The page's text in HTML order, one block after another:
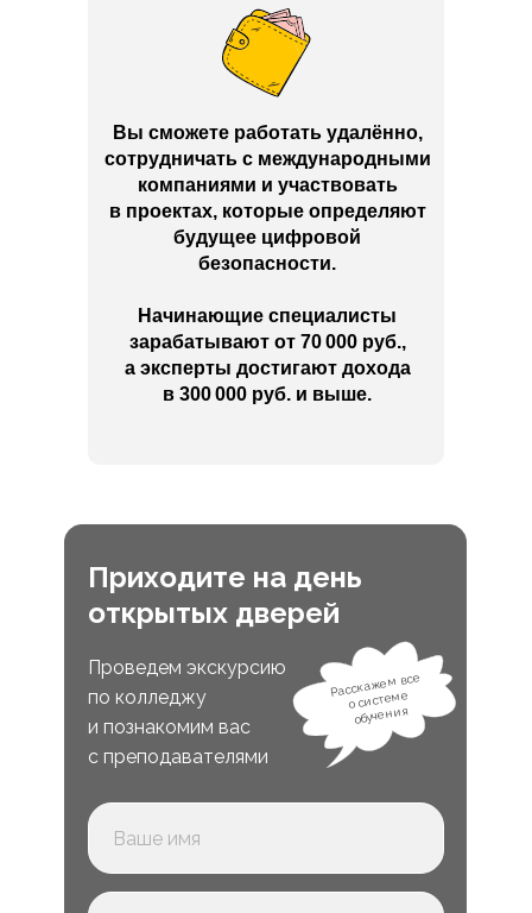
Вы сможете работать удалённо,
сотрудничать с международными
компаниями и участвовать
в проектах, которые определяют
будущее цифровой
безопасности.
Начинающие специалисты
зарабатывают от 70 000 руб.,
а эксперты достигают дохода
в 300 000 руб. и выше.
Приходите на день
открытых дверей
Проведем экскурсию
по колледжу
и познакомим вас
с преподавателями
Расскажем все
о системе
обучения